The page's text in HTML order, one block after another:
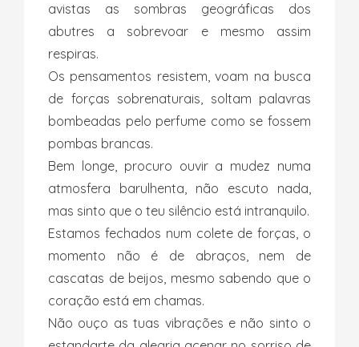
avistas as sombras geográficas dos
abutres a sobrevoar e mesmo assim
respiras.
Os pensamentos resistem, voam na busca
de forças sobrenaturais, soltam palavras
bombeadas pelo perfume como se fossem
pombas brancas.
Bem longe, procuro ouvir a mudez numa
atmosfera barulhenta, não escuto nada,
mas sinto que o teu silêncio está intranquilo.
Estamos fechados num colete de forças, o
momento não é de abraços, nem de
cascatas de beijos, mesmo sabendo que o
coração está em chamas.
Não ouço as tuas vibrações e não sinto o